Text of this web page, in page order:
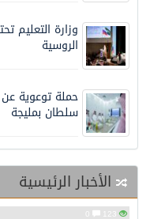
وزارة التعليم
الروسية
حملة توعوية
سلطان بمليجة
الأخبار الرئيسية